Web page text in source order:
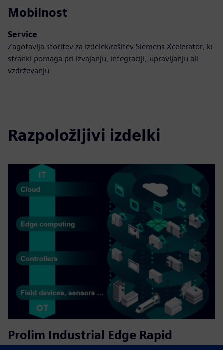
Mobilnost
Service
Zagotavlja storitev za izdelek/rešitev Siemens Xcelerator, ki
stranki pomaga pri izvajanju, integraciji, upravljanju ali
vzdrževanju
Razpoložljivi izdelki
Prolim Industrial Edge Rapid